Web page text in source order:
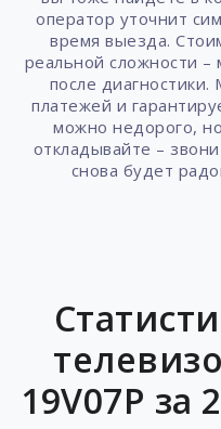
оператор уточнит
время выезда.
реальной сложности –
после
платежей и
можно недорого,
откладывайте –
снова будет
19V07P за